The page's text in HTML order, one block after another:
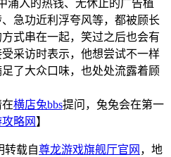
入的热钱、无休止的广告植
急功近利浮夸风等，都被顾长
式串在一起，笑过之后也会有
采访时表示，他想尝试不一样
了大众口味，也处处流露着顾
在横店兔bbs提问，兔兔会在第一
略网 】
载自尊龙游戏旗舰厅官网 ，地